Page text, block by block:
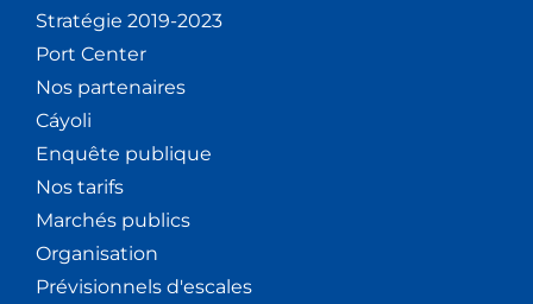
Stratégie 2019-2023
Port Center
Nos partenaires
Cáyoli
Enquête publique
Nos tarifs
Marchés publics
Organisation
Prévisionnels d'escales